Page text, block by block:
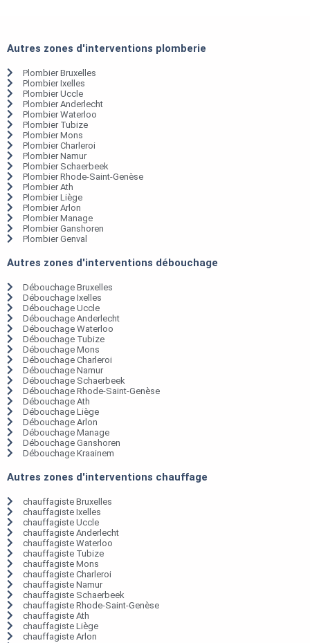
Autres zones d'interventions plomberie
Plombier Bruxelles
Plombier Ixelles
Plombier Uccle
Plombier Anderlecht
Plombier Waterloo
Plombier Tubize
Plombier Mons
Plombier Charleroi
Plombier Namur
Plombier Schaerbeek
Plombier Rhode-Saint-Genèse
Plombier Ath
Plombier Liège
Plombier Arlon
Plombier Manage
Plombier Ganshoren
Plombier Genval
Autres zones d'interventions débouchage
Débouchage Bruxelles
Débouchage Ixelles
Débouchage Uccle
Débouchage Anderlecht
Débouchage Waterloo
Débouchage Tubize
Débouchage Mons
Débouchage Charleroi
Débouchage Namur
Débouchage Schaerbeek
Débouchage Rhode-Saint-Genèse
Débouchage Ath
Débouchage Liège
Débouchage Arlon
Débouchage Manage
Débouchage Ganshoren
Débouchage Kraainem
Autres zones d'interventions chauffage
chauffagiste Bruxelles
chauffagiste Ixelles
chauffagiste Uccle
chauffagiste Anderlecht
chauffagiste Waterloo
chauffagiste Tubize
chauffagiste Mons
chauffagiste Charleroi
chauffagiste Namur
chauffagiste Schaerbeek
chauffagiste Rhode-Saint-Genèse
chauffagiste Ath
chauffagiste Liège
chauffagiste Arlon